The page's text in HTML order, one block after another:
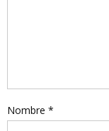
Nombre *